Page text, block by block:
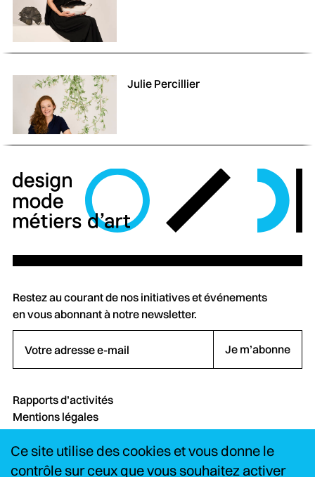
Julie Percillier
Restez au courant de nos initiatives et événements
en vous abonnant à notre newsletter.
Je m’abonne
Rapports d’activités
Mentions légales
Crédits
Contact
FAQ
Ce site utilise des cookies et vous donne le
contrôle sur ceux que vous souhaitez activer